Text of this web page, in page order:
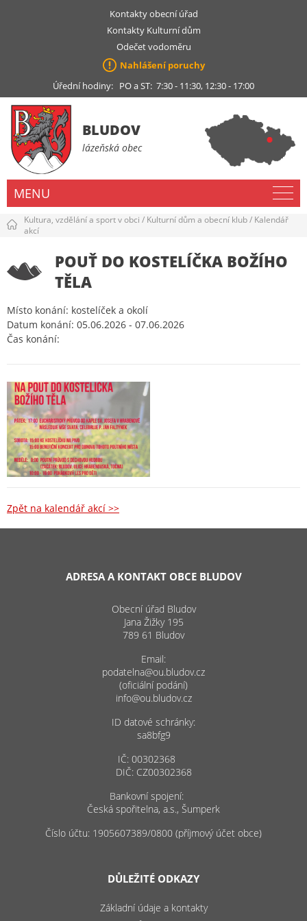
Kontakty obecní úřad
Kontakty Kulturní dům
Odečet vodoměru
Nahlášení poruchy
Úřední hodiny: PO a ST: 7:30 - 11:30, 12:30 - 17:00
BLUDOV
lázeňská obec
MENU
Kultura, vzdělání a sport v obci / Kulturní dům a obecní klub/ Kalendář
akcí
POUŤ DO KOSTELÍČKA BOŽÍHO
TĚLA
Místo konání: kostelíček a okolí
Datum konání: 05.06.2026 - 07.06.2026
Čas konání:
Zpět na kalendář akcí >>
ADRESA A KONTAKT OBCE BLUDOV
Obecní úřad Bludov
Jana Žižky 195
789 61 Bludov
Email:
podatelna@ou.bludov.cz
(oficiální podání)
info@ou.bludov.cz
ID datové schránky:
sa8bfg9
IČ: 00302368
DIČ: CZ00302368
Bankovní spojení:
Česká spořitelna, a.s., Šumperk
Číslo účtu: 1905607389/0800 (příjmový účet obce)
DŮLEŽITÉ ODKAZY
Základní údaje a kontakty